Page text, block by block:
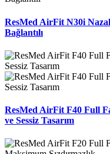
ResMed AirFit N30i
Bağlantılı
ResMed AirFit F40 Full
ve Sessiz Tasarım